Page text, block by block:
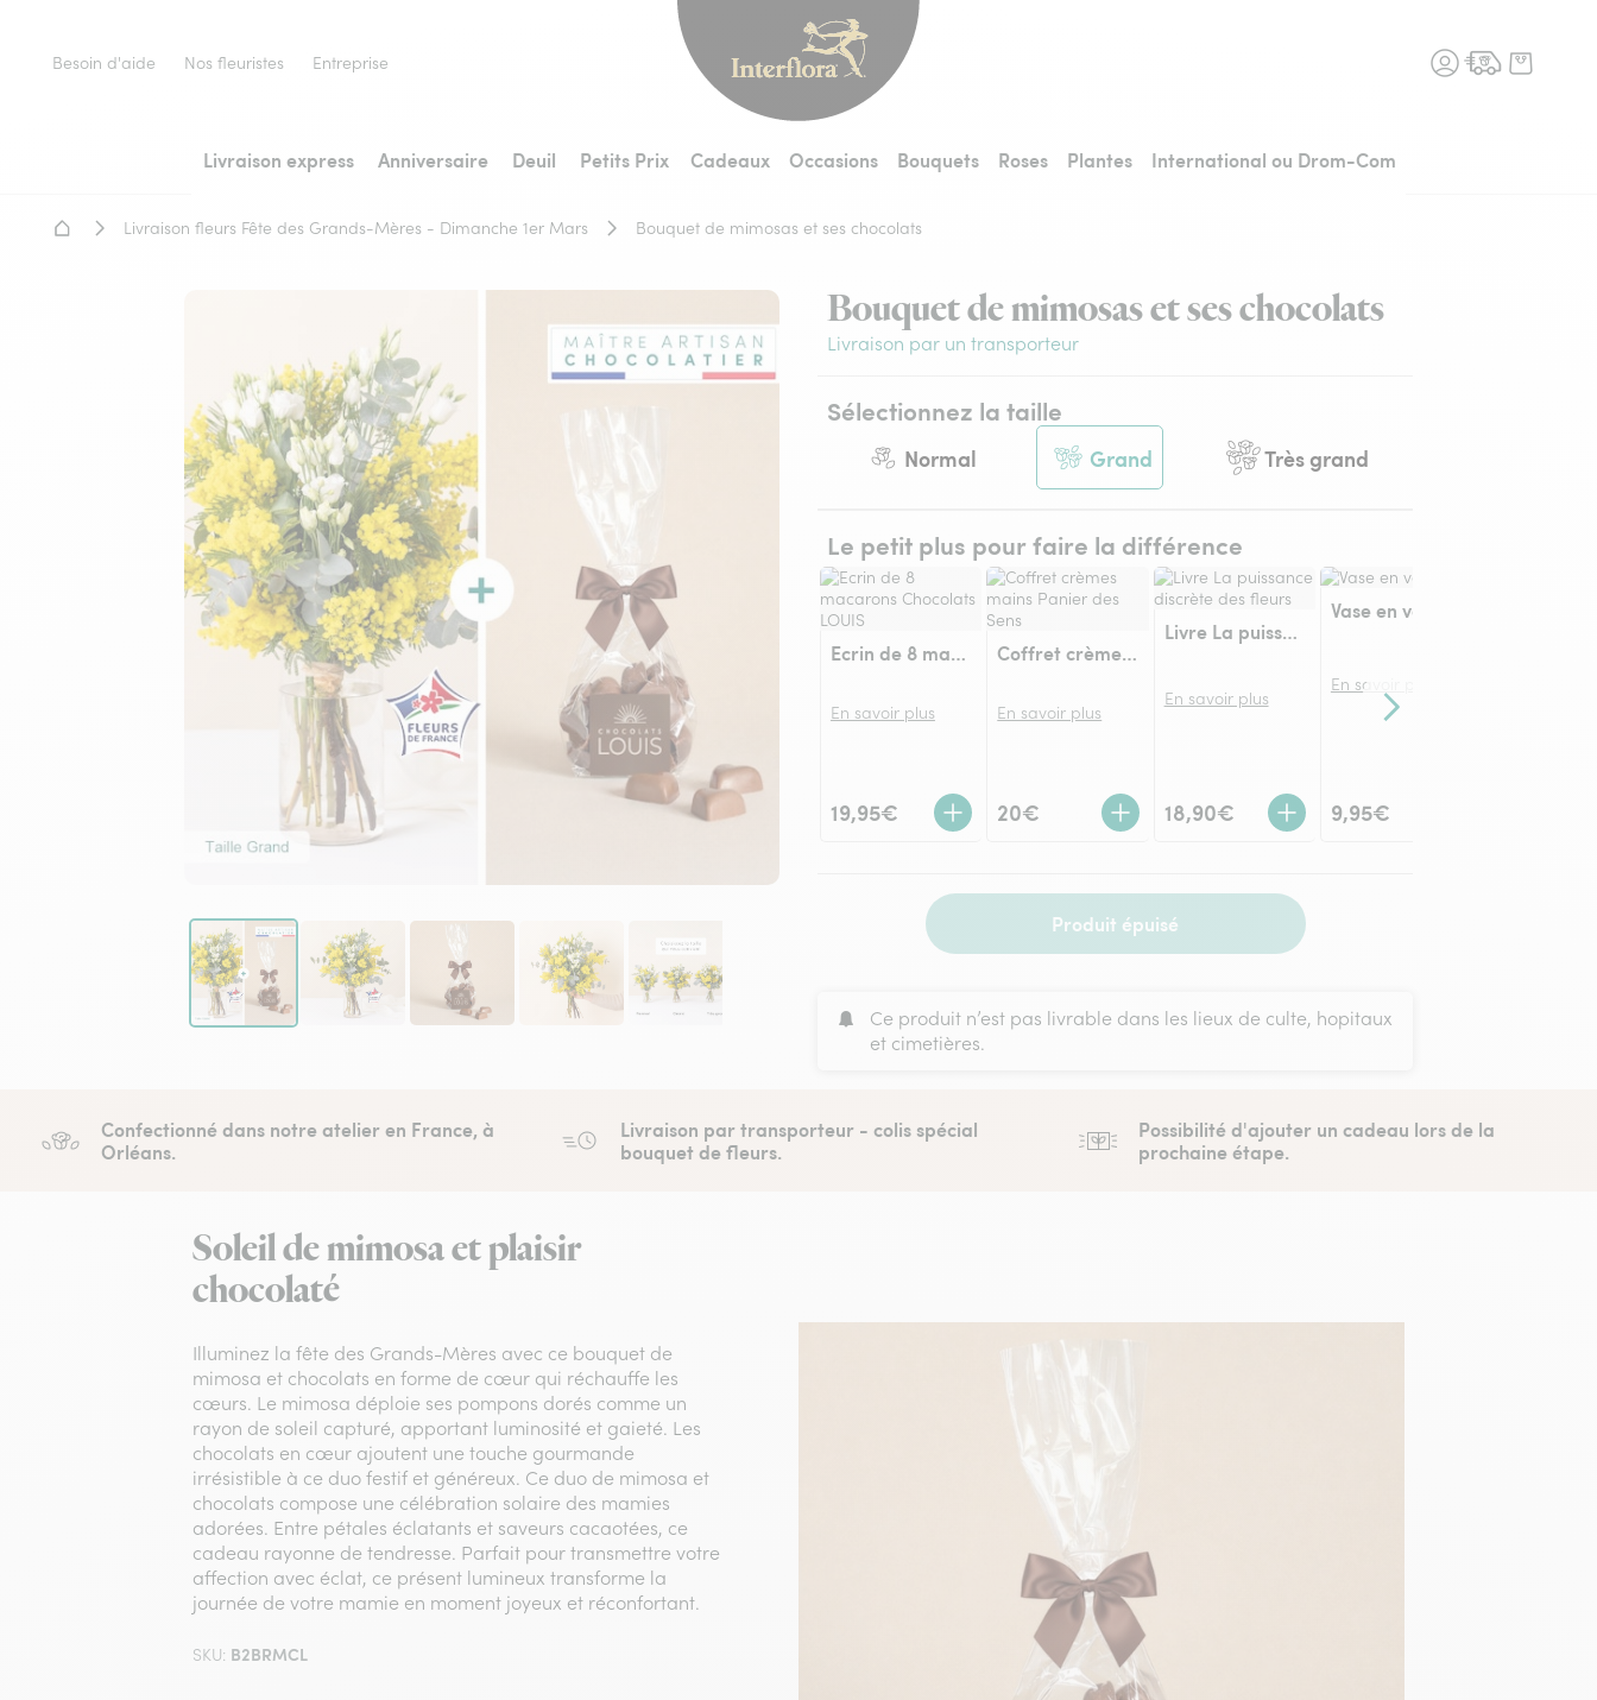
Livraison express Anniversaire Deuil Petits Prix Cadeaux Occasions Bouquets Roses Plantes International ou Drom-Com
Besoin d'aide Nos fleuristes Entreprise
Accueil - Livraison fleurs
Livraison fleurs Fête des Grands-Mères - Dimanche 1er Mars Bouquet de mimosas et ses chocolats
Bouquet de mimosas et ses chocolats
Livraison par un transporteur
Sélectionnez la taille
Normal Grand Très grand
Le petit plus pour faire la différence
Contenu suivant
Ecrin de 8 macarons Chocolats LOUIS
En savoir plus
19,95€
Coffret crèmes mains Panier des Sens
En savoir plus
20€
Livre La puissance discrète des fleurs
En savoir plus
18,90€
Vase en verre
En savoir plus
9,95€
Produit épuisé
Ce produit n’est pas livrable dans les lieux de culte, hopitaux
et cimetières.
Confectionné dans notre atelier en France, à
Orléans.
Livraison par transporteur - colis spécial
bouquet de fleurs.
Possibilité d'ajouter un cadeau lors de la
prochaine étape.
Soleil de mimosa et plaisir
chocolaté
Illuminez la fête des Grands-Mères avec ce bouquet de
mimosa et chocolats en forme de cœur qui réchauffe les
cœurs. Le mimosa déploie ses pompons dorés comme un
rayon de soleil capturé, apportant luminosité et gaieté. Les
chocolats en cœur ajoutent une touche gourmande
irrésistible à ce duo festif et généreux. Ce duo de mimosa et
chocolats compose une célébration solaire des mamies
adorées. Entre pétales éclatants et saveurs cacaotées, ce
cadeau rayonne de tendresse. Parfait pour transmettre votre
affection avec éclat, ce présent lumineux transforme la
journée de votre mamie en moment joyeux et réconfortant.
SKU: B2BRMCL